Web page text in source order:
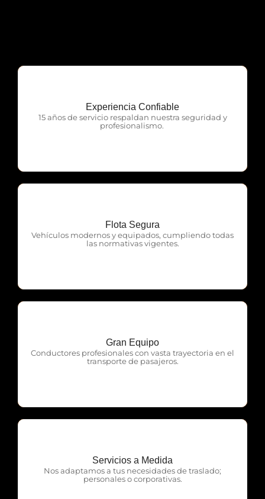
Experiencia Confiable
15 años de servicio respaldan nuestra seguridad y
profesionalismo.
OTP Servicios
Flota Segura
Vehículos modernos y equipados, cumpliendo todas
las normativas vigentes.
OTP Servicios
Gran Equipo
Conductores profesionales con vasta trayectoria en el
transporte de pasajeros.
OTP Servicios
Servicios a Medida
Nos adaptamos a tus necesidades de traslado;
personales o corporativas.
OTP Servicios